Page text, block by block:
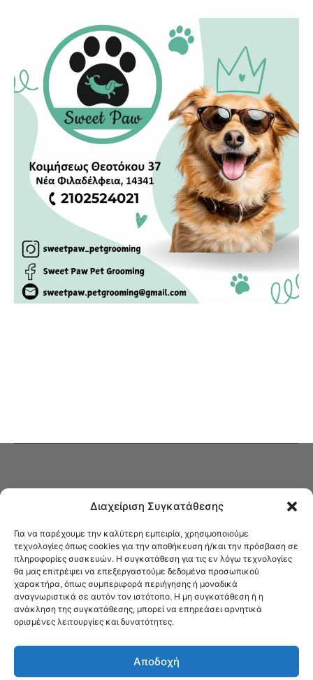
Διαχείριση Συγκατάθεσης
Για να παρέχουμε την καλύτερη εμπειρία, χρησιμοποιούμε
τεχνολογίες όπως cookies για την αποθήκευση ή/και την πρόσβαση σε
πληροφορίες συσκευών. Η συγκατάθεση για τις εν λόγω τεχνολογίες
θα μας επιτρέψει να επεξεργαστούμε δεδομένα προσωπικού
χαρακτήρα, όπως συμπεριφορά περιήγησης ή μοναδικά
αναγνωριστικά σε αυτόν τον ιστότοπο. Η μη συγκατάθεση ή η
ανάκληση της συγκατάθεσης, μπορεί να επηρεάσει αρνητικά
ορισμένες λειτουργίες και δυνατότητες.
Αποδοχή
Στο Καφενείο θα βρείτε όλες τις ειδήσεις που αφορούν την Νέα
Φιλαδέλφεια και τη Νέα Χαλκηδόνα, καυτή αρθρογραφία, καθώς και
όλα τα νέα που σας αφορούν.